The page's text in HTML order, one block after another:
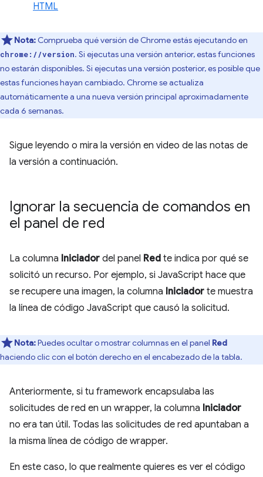
HTML
Nota: Comprueba qué versión de Chrome estás ejecutando en
chrome://version. Si ejecutas una versión anterior, estas funciones
no estarán disponibles. Si ejecutas una versión posterior, es posible que
estas funciones hayan cambiado. Chrome se actualiza
automáticamente a una nueva versión principal aproximadamente
cada 6 semanas.
Sigue leyendo o mira la versión en video de las notas de
la versión a continuación.
Ignorar la secuencia de comandos en
el panel de red
La columna Iniciador del panel Red te indica por qué se
solicitó un recurso. Por ejemplo, si JavaScript hace que
se recupere una imagen, la columna Iniciador te muestra
la línea de código JavaScript que causó la solicitud.
Nota:Puedes ocultar o mostrar columnas en el panel Red
haciendo clic con el botón derecho en el encabezado de la tabla.
Anteriormente, si tu framework encapsulaba las
solicitudes de red en un wrapper, la columna Iniciador
no era tan útil. Todas las solicitudes de red apuntaban a
la misma línea de código de wrapper.
En este caso, lo que realmente quieres es ver el código